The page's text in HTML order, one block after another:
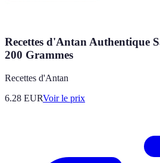
Recettes d'Antan Authentique
200 Grammes
Recettes d'Antan
6.28 EURVoir le prix